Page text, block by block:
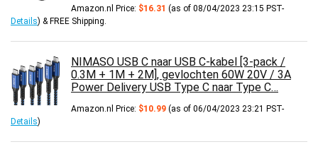
Amazon.nl Price: $16.31 (as of 08/04/2023 23:15 PST-
Details) & FREE Shipping
NIMASO USB C naar USB C-kabel [3-pack /
0.3M + 1M + 2M], gevlochten 60W 20V / 3A
Power Delivery USB Type C naar Type C…
Amazon.nl Price: $10.99 (as of 06/04/2023 23:21 PST-
Details)